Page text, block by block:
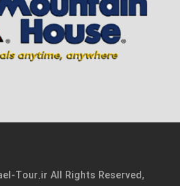
Tour.ir All Rights Reserved,